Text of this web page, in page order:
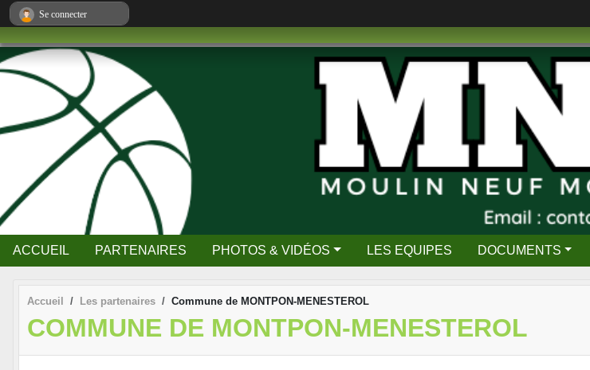
ACCUEIL PARTENAIRES PHOTOS & VIDÉOS LES EQUIPES DOCUMENTS
Accueil Les partenaires Commune de MONTPON-MENESTEROL
COMMUNE DE MONTPON-MENESTEROL
Se connecter
Panneau de gestion des cookies